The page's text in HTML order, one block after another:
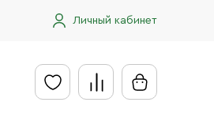
Личный кабинет